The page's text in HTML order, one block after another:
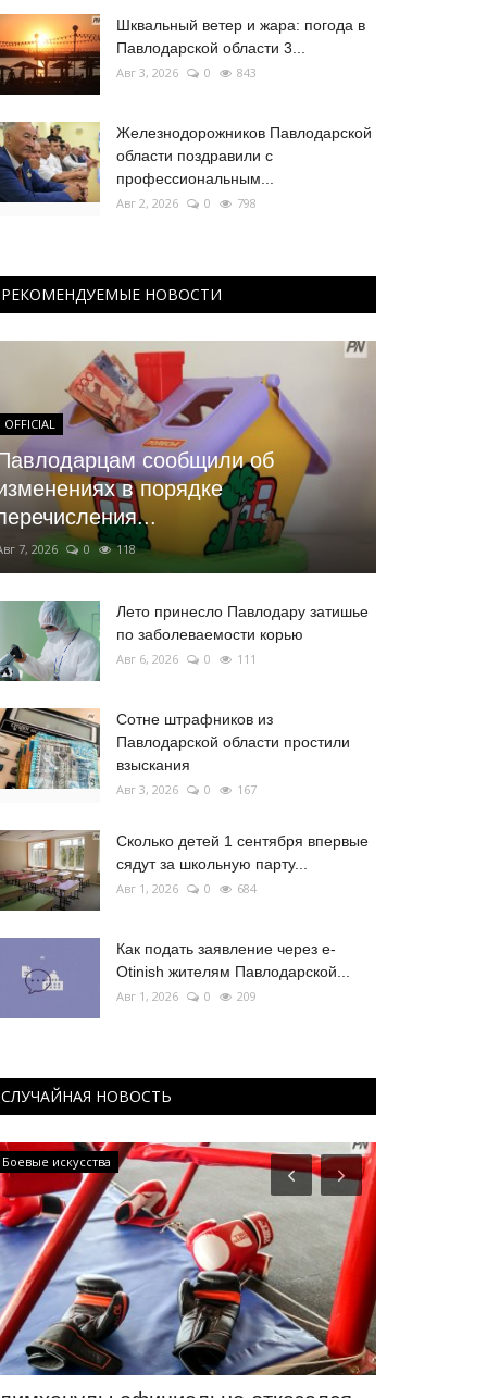
Шквальный ветер и жара: погода в
Павлодарской области 3...
Авг 3, 2026 0 843
Железнодорожников Павлодарской
области поздравили с
профессиональным...
Авг 2, 2026 0 798
РЕКОМЕНДУЕМЫЕ НОВОСТИ
OFFICIAL
сообщили об
в порядке
7, 2026 0 118
Лето принесло Павлодару затишье
по заболеваемости корью
Авг 6, 2026 0 111
Сотне штрафников из
Павлодарской области простили
взыскания
Авг 3, 2026 0 167
Сколько детей 1 сентября впервые
сядут за школьную парту...
Авг 1, 2026 0 684
Как подать заявление через e-
Otinish жителям Павлодарской...
Авг 1, 2026 0 209
СЛУЧАЙНАЯ НОВОСТЬ
Боевые искусства